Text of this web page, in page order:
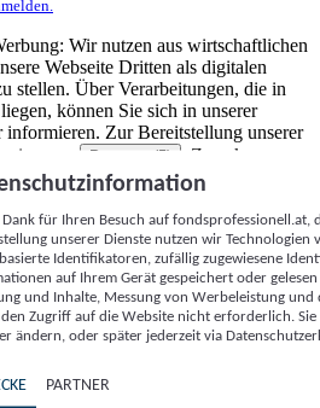
Wir nutzen aus wirtschaftlichen
Webseite Dritten als digitalen
stellen. Über Verarbeitungen, die in
können Sie sich in unserer
informieren. Zur Bereitstellung unserer
von
Partnern (5)
. Zwecke:
Messung von Werbeleistung
sowie Zielgruppenforschung.
Online-Kennungen (z. B. login-
generierte Kennungen,
können zusammen mit anderen
und Browserinformationen,
Technologien usw.) auf
von dort ausgelesen werden, um es
wenn es eine App oder einer Webseite
oder mehrere der hier aufgeführten
Dank für Ihren Besuch auf
unserer Dienste nutzen wir Technologien
Identifikatoren, zufällig zugewiesene
auf Ihrem Gerät gespeichert oder
und Inhalte, Messung von Werbeleistung
Zugriff auf die Website nicht erforderlich.
ändern, oder später jederzeit via
PARTNER